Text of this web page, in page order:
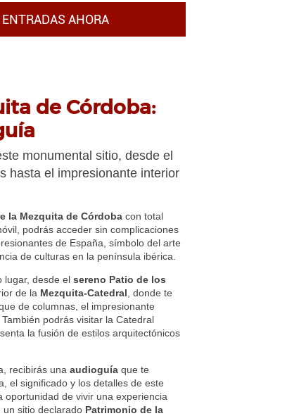
AHORA
de Córdoba:
monumental sitio, desde el
hasta el impresionante interior
la Mezquita de Córdoba con total
podrás acceder sin complicaciones
de España, símbolo del arte
de culturas en la península ibérica.
lugar, desde el sereno Patio de los
de la Mezquita-Catedral , donde te
de columnas, el impresionante
. También podrás visitar la Catedral
la fusión de estilos arquitectónicos
recibirás una audioguía que te
el significado y los detalles de este
de vivir una experiencia
, un sitio declarado Patrimonio de la